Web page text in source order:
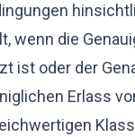
wenn die
ist oder der
Erlass